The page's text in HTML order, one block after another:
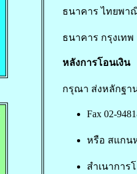
ธนาคาร ไทยพา
ธนาคาร กรุงเท
หลังการโอนเงิน
กรุณา ส่งหลักฐา
Fax 02-
หรือ สแกนห
สำเนาการ